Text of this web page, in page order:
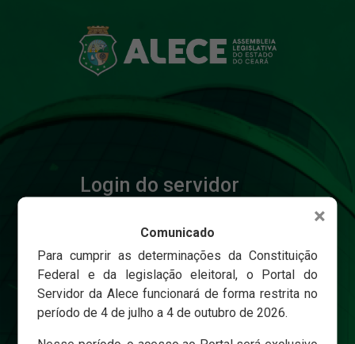
Login do servidor
Senha
×
Comunicado
Para cumprir as determinações da Constituição
Federal e da legislação eleitoral, o Portal do
Servidor da Alece funcionará de forma restrita no
período de 4 de julho a 4 de outubro de 2026.